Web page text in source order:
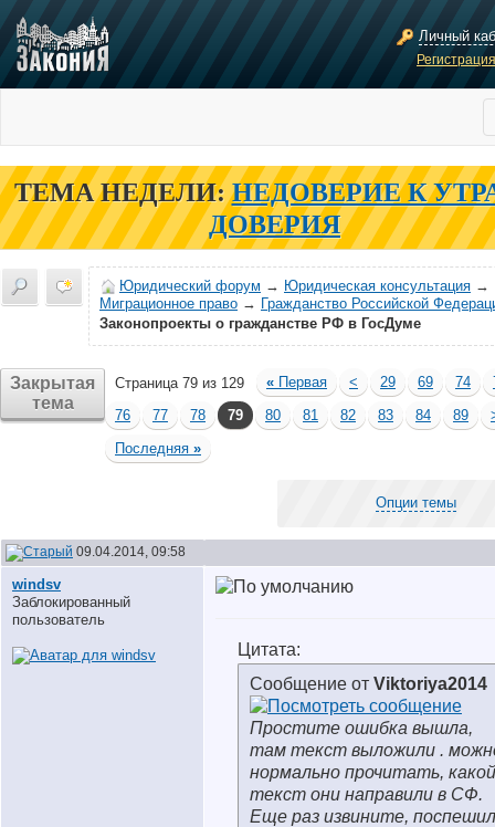
Личный
ТЕМА НЕДЕЛИ: НЕДОВЕРИЕ К
ДОВЕРИЯ
Юридический форум → Юридическая консультация →
Миграционное право → Гражданство Российской
Законопроекты о гражданстве РФ в ГосДуме
Закрытая
тема
Страница 79 из 129 « Первая < 29 69 74
76
77 78 79 80 81 82 83 84 89
Последняя »
Опции темы
09.04.2014, 09:58
windsv
Заблокированный
пользователь
Цитата:
Сообщение от Viktoriya2014
Простите ошибка вышла,
там текст выложили .
нормально прочитать, какой
текст они направили в СФ.
Еще раз извините,